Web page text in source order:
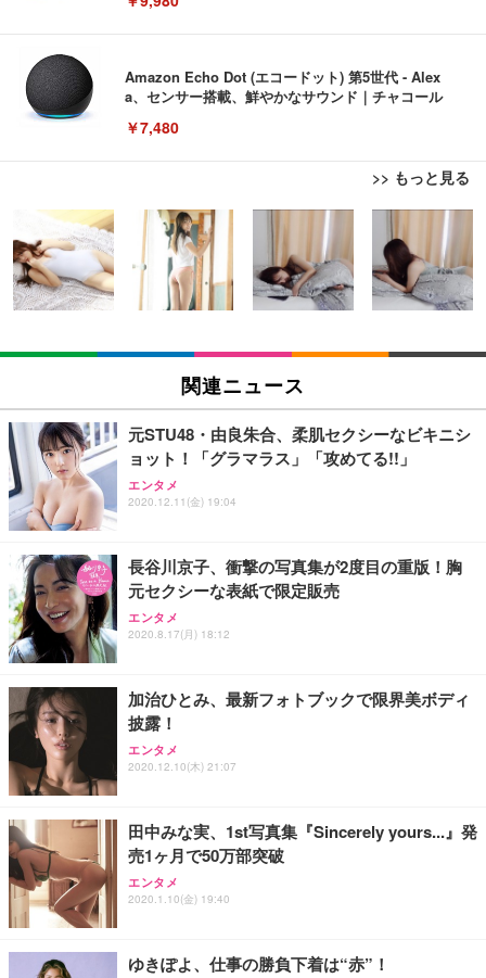
Amazon Echo Dot (エコードット) 第5世代 - Alex
a、センサー搭載、鮮やかなサウンド｜チャコール
￥7,480
>> もっと見る
[EdoErgo] オフィスチェア 椅子 テレワーク 疲れな
い 跳ね上げ式アームレスト コンパクト 約105度ロッ
キング pc 事務椅子 360度回転 座面昇降 強化ナイロ
ン樹脂ベース 通気性メッシュ 在宅ワーク H-WY01
(黒網+黒枠+黒足)
￥5,699
SIHOO B100 オフィスチェア／デスクチェア メッシ
ュチェア 人間工学 疲れない ブラック
￥27,999
Sezlife オフィスチェア デスクチェア 疲れない テレ
ワーク チェア 強化バックレスト 30度ロッキング機
能 人間工学 椅子 腰サポート 90度跳ね上げ式アーム
務用 おしゃれ パソコンチェア (ブラック)
Sezlife オフィスチェア デスクチェア 疲れない テレ
ワーク チェア 強化バックレスト 30度ロッキング機
能 人間工学 椅子 腰サポート 90度跳ね上げ式アーム
務用 おしゃれ パソコンチェア (ホワイト)
ANDWINT オフィスチェア デスクチェア 肘なし メ
ッシュ 通気性 ランバーサポート付き 腰サポート ガ
ス圧無段階昇降 360度回転 キャスター付き コンパク
EIZO ビジネス向けプレミアムモニター | FlexScan
EV3240X-WT | 31.5型4K UHD・USB Type-C・ホワ
イト
￥105,595
EIZO ビジネス向けプレミアムモニター | FlexScan
￥109,572
【純正品】27"ゲーミングモニター DualSense 充電
フック付き（CFI-ZDM1J）
【整備済み品】Dell E2724HS 27インチ 液晶モニタ
ー フルHD（1920×1080）VA 非光沢 HDMI/DisplayP
ort/VGA スピーカー内蔵 高さ調整 スイベル VESA対
【MiniLED/24.5inch/280Hz/FHD】GRAPHT THE S
HOOTER Gaming Monitor 24” Essential ゲーミン
グモニター QD 24.5インチ 1ms FHD 量子ドット 残
Amazonベーシック ペットシーツ 薄型 レギュラー 1
回使い捨て 無香料 ホワイト 300枚
￥3,373
Amazonベーシック ペットシーツ 厚型 ワイド 42枚
x2袋(84枚) ホワイト(吸収面:ライトブルー)
￥3,234
ネオ・ルーライフ ネオ・オムツ L 中型犬用 26枚入
り 単品
Smart Basic(スマートベーシック) 【Amazon.co.jp
限定】 Smart Basic アイリスオーヤマ ペットシーツ
超厚型 お徳用 ワイド 100枚入 (x 1) (ケース販売)
アイリスオーヤマ ペットシーツ 超厚型 お徳用 レギ
ュラー 200枚入【Amazon.co.jp限定】
関連ニュース
元STU48・由良朱合、柔肌セクシーなビキニシ
ョット！「グラマラス」「攻めてる!!」
エンタメ
2020.12.11(金) 19:04
長谷川京子、衝撃の写真集が2度目の重版！胸
元セクシーな表紙で限定販売
エンタメ
2020.8.17(月) 18:12
加治ひとみ、最新フォトブックで限界美ボディ
披露！
エンタメ
2020.12.10(木) 21:07
田中みな実、1st写真集『Sincerely yours...』発
売1ヶ月で50万部突破
エンタメ
2020.1.10(金) 19:40
ゆきぽよ、仕事の勝負下着は“赤”！